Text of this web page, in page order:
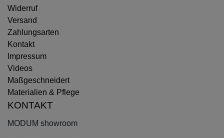
Widerruf
Versand
Zahlungsarten
Kontakt
Impressum
Videos
Maßgeschneidert
Materialien & Pflege
KONTAKT
MODUM showroom